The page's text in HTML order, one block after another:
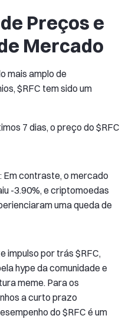
Preços e
Mercado
mais amplo de
$RFC tem sido um
7 dias, o preço do $RFC
contraste, o mercado
-3.90%, e criptomoedas
uma queda de
impulso por trás $RFC,
hype da comunidade e
meme. Para os
a curto prazo
do $RFC é um